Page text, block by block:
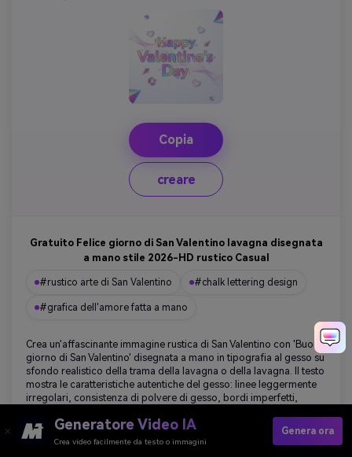
Copia
creare
Gratuito Felice giorno di San Valentino lavagna disegnata
a mano stile 2026-HD rustico Casual
#rustico arte di San Valentino #chalk lettering design
#grafica dell'amore fatta a mano
Crea un'affascinante immagine rustica di San Valentino con 'Buon
giorno di San Valentino' disegnata a mano in tipografia al gesso su
sfondo realistico della trama della lavagna o della lavagna. Il testo
mostra le caratteristiche autentiche del gesso: linee leggermente
irregolari, consistenza di polvere di gesso, bordi imperfetti,
Includi elementi decorativi disegnati con gesso che circondano il
testo: cuori disegnati a mano (sia contorni che riempiti), disegni di
Generatore Video IA
Crea video facilmente da testo o immagini
Genera ora